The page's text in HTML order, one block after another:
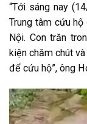
“Tới sáng nay
Trung tâm cứu
Nội. Con trăn
kiệnchăm chút
để cứu hộ”, ông